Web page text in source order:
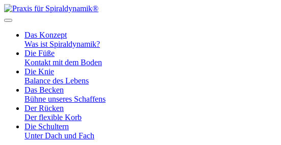
Das Konzept
Was ist Spiraldynamik?
Die Füße
Kontakt mit dem Boden
Die Knie
Balance des Lebens
Das Becken
Bühne unseres Schaffens
Der Rücken
Der flexible Korb
Die Schultern
Unter Dach und Fach